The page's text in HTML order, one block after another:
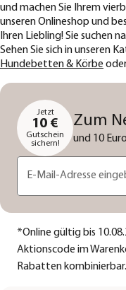
und machen Sie Ihrem
unseren Onlineshop und
Ihren Liebling! Sie suchen
Sehen Sie sich in unseren
Hundebetten & Körbe
Jetzt
10 €
Gutschein
sichern!
Zum
und 10
E-Mail-Adresse
*Online gültig bis
Aktionscode im
Rabatten kombinierbar.